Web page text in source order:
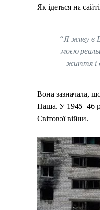
Як ідеться на
“Я живу в
моєю
життя і
Вона зазначала,
Наша. У 1945−46
Світової війни.